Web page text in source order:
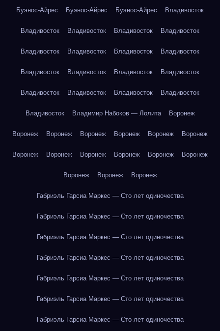
Буэнос-Айрес Буэнос-Айрес Буэнос-Айрес Владивосток
Владивосток Владивосток Владивосток Владивосток
Владивосток Владивосток Владивосток Владивосток
Владивосток Владивосток Владивосток Владивосток
Владивосток Владивосток Владивосток Владивосток
Владивосток Владимир Набоков — Лолита Воронеж
Воронеж Воронеж Воронеж Воронеж Воронеж Воронеж
Воронеж Воронеж Воронеж Воронеж Воронеж Воронеж
Воронеж Воронеж Воронеж
Габриэль Гарсиа Маркес — Сто лет одиночества
Габриэль Гарсиа Маркес — Сто лет одиночества
Габриэль Гарсиа Маркес — Сто лет одиночества
Габриэль Гарсиа Маркес — Сто лет одиночества
Габриэль Гарсиа Маркес — Сто лет одиночества
Габриэль Гарсиа Маркес — Сто лет одиночества
Габриэль Гарсиа Маркес — Сто лет одиночества